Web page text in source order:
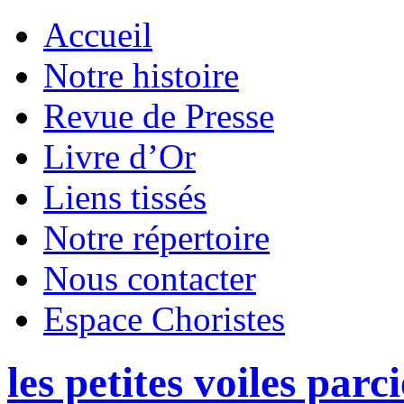
Accueil
Notre histoire
Revue de Presse
Livre d’Or
Liens tissés
Notre répertoire
Nous contacter
Espace Choristes
les petites voiles